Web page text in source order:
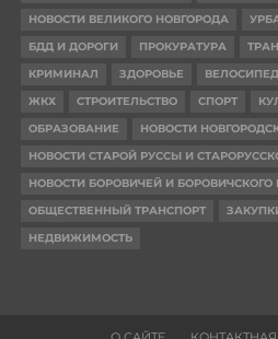
НОВОСТИ ВЕЛИКОГО НОВГОРОДА
БДД И ДОРОГИ
ПРОКУРАТУРА
КРИМИНАЛ
ЗДОРОВЬЕ
ЖКХ
СТРОИТЕЛЬСТВО СПОРТ
ОБРАЗОВАНИЕ
НОВОСТИ
НОВОСТИ СТАРОЙ РУССЫ И
НОВОСТИ БОРОВИЧЕЙ И БОРОВИЧСКОГО
ОБЩЕСТВЕННЫЙ ТРАНСПОРТ
НЕДВИЖИМОСТЬ